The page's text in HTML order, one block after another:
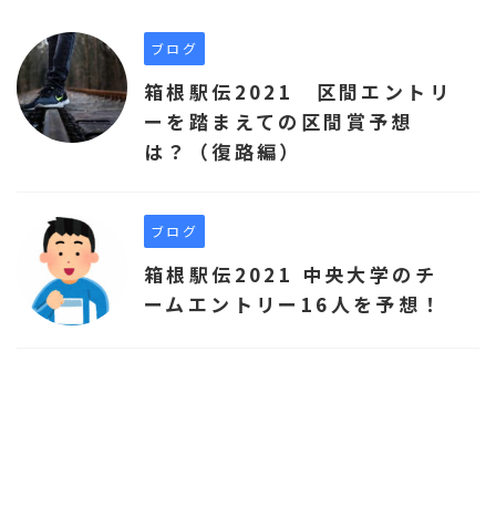
ブログ
箱根駅伝2021 区間エントリ
ーを踏まえての区間賞予想
は？（復路編）
ブログ
箱根駅伝2021 中央大学のチ
ームエントリー16人を予想！